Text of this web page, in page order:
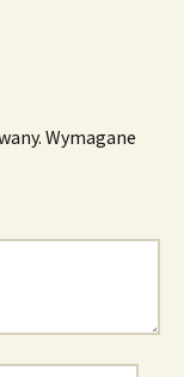
Wymagane